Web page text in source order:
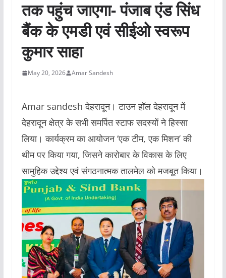
तक पहुंच जाएगा- पंजाब एंड सिंध
बैंक के एमडी एवं सीईओ स्वरूप
कुमार साहा
May 20, 2026 Amar Sandesh
Amar sandesh देहरादून। टाउन हॉल देहरादून में
देहरादून क्षेत्र के सभी समर्पित स्टाफ सदस्यों ने हिस्सा
लिया। कार्यक्रम का आयोजन ‘एक टीम, एक मिशन’ की
थीम पर किया गया, जिसने कारोबार के विकास के लिए
सामुहिक उद्देश्य एवं संगठनात्मक तालमेल को मजबूत किया।